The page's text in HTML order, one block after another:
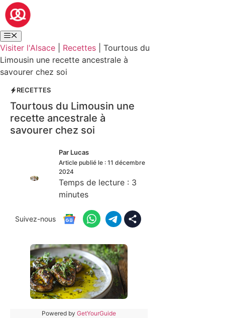
Visiter l'Alsace Recettes
Tourtous du
Limousin une recette ancestrale à
savourer chez soi
RECETTES
Tourtous du Limousin une
recette ancestrale à
savourer chez soi
Par Lucas
Article publié le : 11 décembre
2024
Temps de lecture : 3
minutes
Suivez-nous
Powered by GetYourGuide